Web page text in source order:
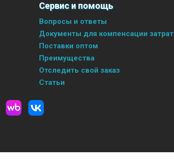
Сервис и помощь
Вопросы и ответы
Документы для компенсации затрат
Поставки оптом
Преимущества
Отследить свой заказ
Статьи